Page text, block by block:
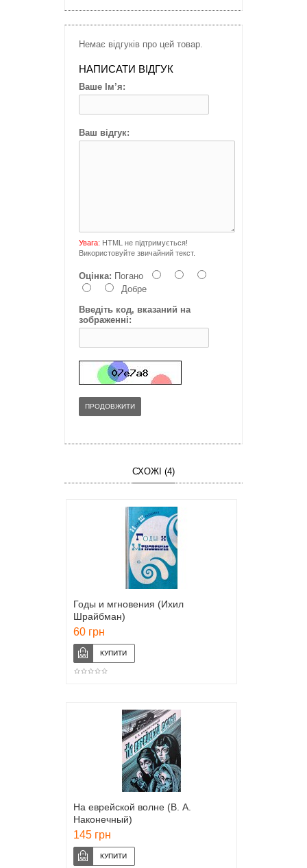
Немає відгуків про цей товар.
НАПИСАТИ ВІДГУК
Ваше Ім’я:
Ваш відгук:
Увага: HTML не підтримується!
Використовуйте звичайний текст.
Оцінка: Погано
Добре
Введіть код, вказаний на
зображенні:
ПРОДОВЖИТИ
СХОЖІ (4)
Годы и мгновения (Ихил
Шрайбман)
60 грн
На еврейской волне (В. А.
Наконечный)
145 грн